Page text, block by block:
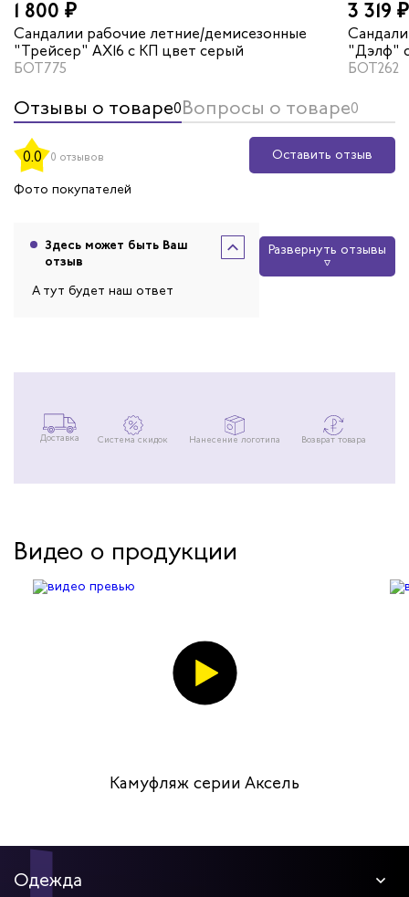
1 800 ₽
Сандалии рабочие летние/демисезонные
"Трейсер" AX16 с КП цвет серый
БОТ775
3 319 ₽
"Дэлф"
БОТ262
Отзывы о товаре0Вопросы о товаре0
0.0 0 отзывов
Оставить отзыв
Фото покупателей
Здесь может быть Ваш
отзыв
А тут будет наш ответ
Развернуть отзывы
Доставка Система скидок Нанесение логотипа Возврат товара
Видео о продукции
Камуфляж серии Аксель
Одежда